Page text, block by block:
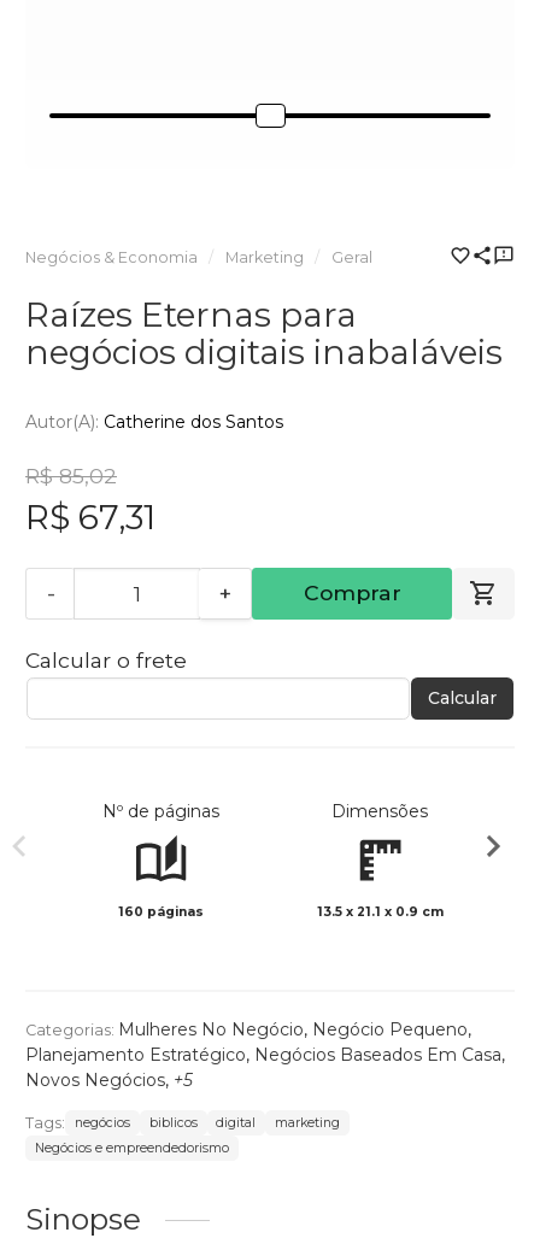
Negócios & Economia Marketing Geral
Raízes Eternas para
negócios digitais inabaláveis
Autor(a): Catherine dos Santos
R$ 85,02
R$ 67,31
- + Comprar
Calcular o frete
Calcular
Nº de páginas
160 páginas
Dimensões
13.5 x 21.1 x 0.9 cm
Categorias: Mulheres No Negócio, Negócio Pequeno,
Planejamento Estratégico, Negócios Baseados Em Casa,
Novos Negócios, +5
Tags: negócios biblicos digital
marketing
Negócios e empreendedorismo
Sinopse